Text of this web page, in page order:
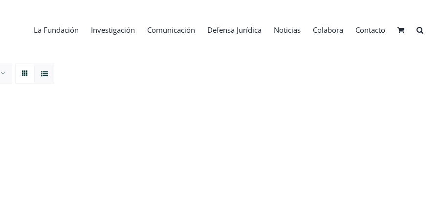
La Fundación Investigación Comunicación Defensa Jurídica Noticias Colabora Contacto